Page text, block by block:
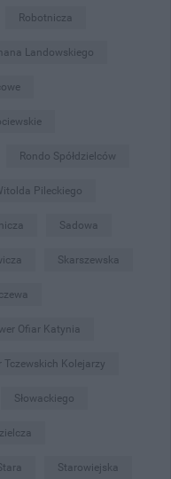
Robotnicza
Landowskiego
Rondo Spółdzielców
Pileckiego
Sadowa
Skarszewska
Ofiar Katynia
Tczewskich Kolejarzy
Słowackiego
Starowiejska